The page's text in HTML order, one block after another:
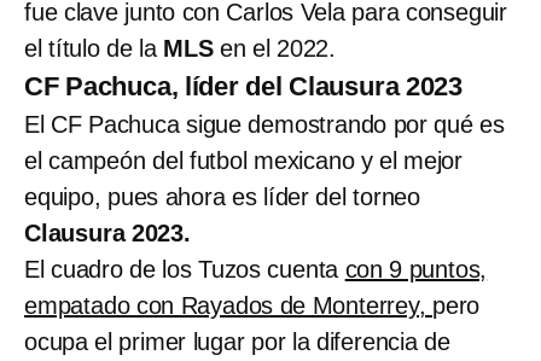
fue clave junto con Carlos Vela para conseguir
el título de la MLSen el 2022.
CF Pachuca, líder del Clausura 2023
El CF Pachuca sigue demostrando por qué es
el campeón del futbol mexicano y el mejor
equipo, pues ahora es líder del torneo
Clausura 2023.
El cuadro de los Tuzos cuenta con 9 puntos,
empatado con Rayados de Monterrey, pero
ocupa el primer lugar por la diferencia de